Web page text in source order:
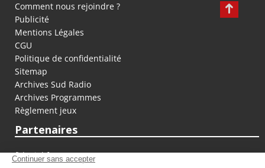
Comment nous rejoindre ?
Publicité
Mentions Légales
CGU
Politique de confidentialité
Sitemap
Archives Sud Radio
Archives Programmes
Règlement jeux
Partenaires
fiducial.fr